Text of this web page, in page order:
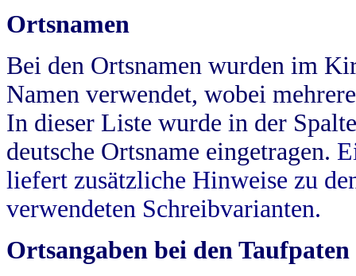
Ortsnamen
Bei den Ortsnamen wurden im
Namen verwendet, wobei
In dieser Liste wurde in der
deutsche Ortsname eingetragen.
liefert zusätzliche Hinweise zu
verwendeten Schreibvarianten.
Ortsangaben bei den Taufpaten